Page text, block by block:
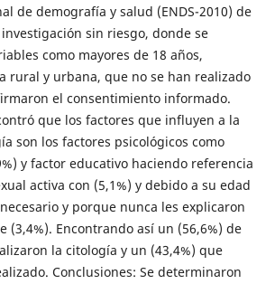
de demografía y salud (ENDS-2010) de
sin riesgo, donde se
como mayores de 18 años,
rural y urbana, que no se han realizado
el consentimiento informado.
que los factores que influyen a la
son los factores psicológicos como
y factor educativo haciendo referencia
activa con (5,1%) y debido a su edad
y porque nunca les explicaron
(3,4%). Encontrando así un (56,6%) de
la citología y un (43,4%) que
Conclusiones: Se determinaron